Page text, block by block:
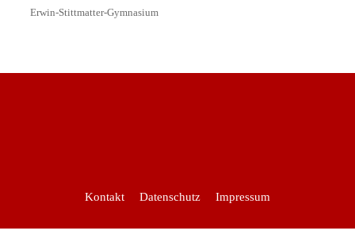
Erwin-Stittmatter-Gymnasium
Kontakt Datenschutz Impressum